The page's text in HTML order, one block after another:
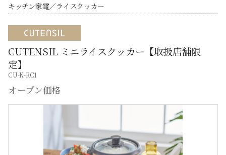
キッチン家電 ライスクッカー
CUTENSIL ミニライスクッカー【取扱店舗限
定】
CU-K-RC1
オープン価格